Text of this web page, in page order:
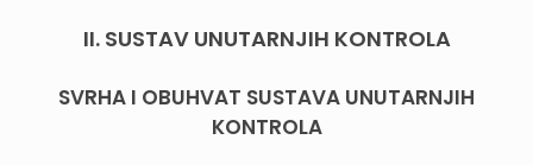
II. SUSTAV UNUTARNJIH KONTROLA
SVRHA I OBUHVAT SUSTAVA UNUTARNJIH
KONTROLA